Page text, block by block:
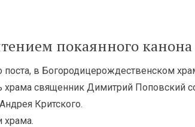
покаянного канона
в Богородицерождественском
храма священник Димитрий Поповский
Критского.
храма.